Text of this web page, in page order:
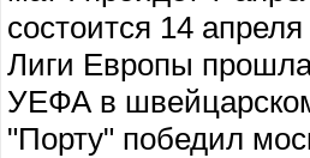
состоится 14
Лиги Европы
УЕФА в
"Порту" победил